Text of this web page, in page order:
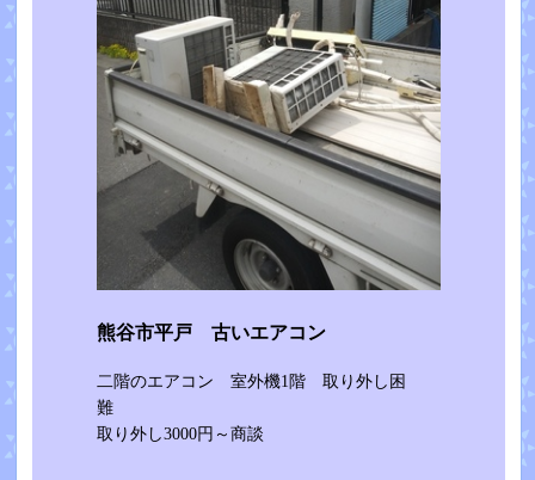
熊谷市平戸 古いエアコン
二階のエアコン 室外機1階 取り外し困
難
取り外し3000円～商談